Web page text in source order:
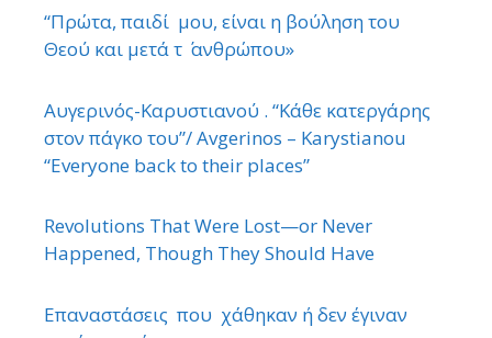
“Πρώτα, παιδί μου, είναι η βούληση του
Θεού και μετά τ ΄ ανθρώπου»
Αυγερινός-Καρυστιανού . “Κάθε κατεργάρης
στον πάγκο του”/ Avgerinos – Karystianou
“Εveryone back to their places”
Revolutions That Were Lost—or Never
Happened, Though They Should Have
Επαναστάσεις που χάθηκαν ή δεν έγιναν